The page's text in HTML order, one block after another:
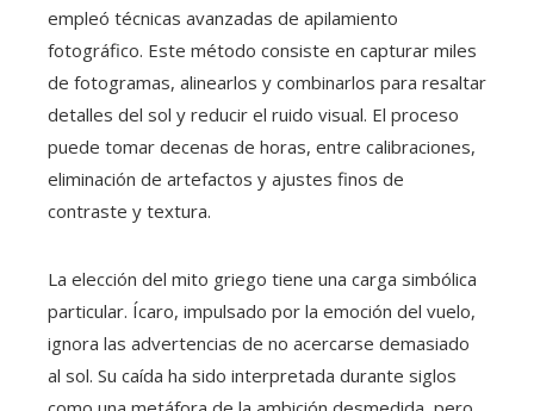
empleó técnicas avanzadas de apilamiento
fotográfico. Este método consiste en capturar miles
de fotogramas, alinearlos y combinarlos para resaltar
detalles del sol y reducir el ruido visual. El proceso
puede tomar decenas de horas, entre calibraciones,
eliminación de artefactos y ajustes finos de
contraste y textura.
La elección del mito griego tiene una carga simbólica
particular. Ícaro, impulsado por la emoción del vuelo,
ignora las advertencias de no acercarse demasiado
al sol. Su caída ha sido interpretada durante siglos